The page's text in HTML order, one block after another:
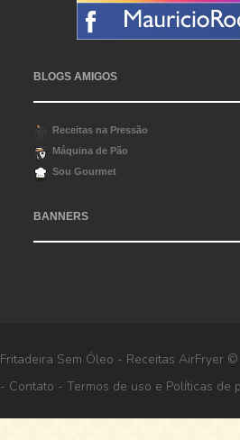
BLOGS AMIGOS
Receitas na Pressão
Máquina de Pão
Sou Gourmet
BANNERS
Fritadeira Sem Óleo - Receitas AirFryer ©
- Contato - Termos de uso e Políticas de